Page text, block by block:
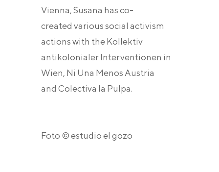
Vienna, Susana has co-
created various social activism
actions with the Kollektiv
antikolonialer Interventionen in
Wien, Ni Una Menos Austria
and Colectiva la Pulpa.
Foto © estudio el gozo